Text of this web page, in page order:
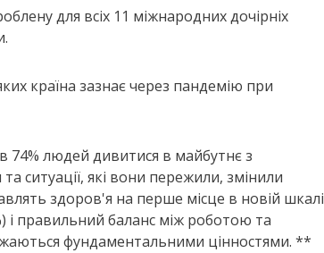
для всіх 11 міжнародних дочірніх
країна зазнає через пандемію при
74% людей дивитися в майбутнє з
ситуації, які вони пережили, змінили
здоров'я на перше місце в новій шкалі
і правильний баланс між роботою та
фундаментальними цінностями. **